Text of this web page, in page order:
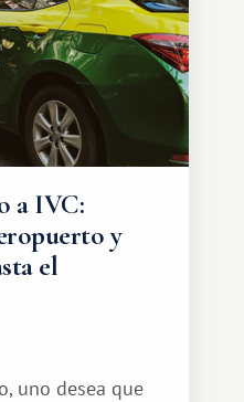
a IVC:
y
el
uno desea que